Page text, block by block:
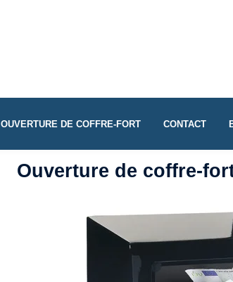
OUVERTURE DE COFFRE-FORT CONTACT
Ouverture de coffre-